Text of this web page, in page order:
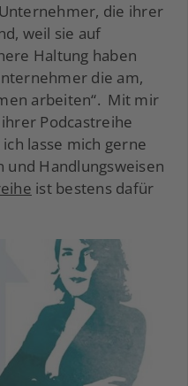
die ihrer
weil sie auf
Haltung haben
die am,
arbeiten“. Mit mir
Podcastreihe
lasse mich gerne
und Handlungsweisen
ist bestens dafür